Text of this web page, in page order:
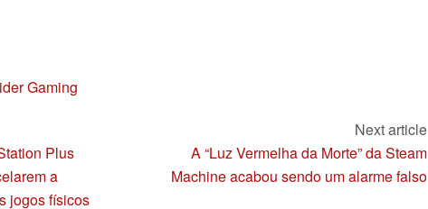
Gaming
Plus
a
jogos físicos
Next article
A “Luz Vermelha da Morte” da Steam
Machine acabou sendo um alarme falso